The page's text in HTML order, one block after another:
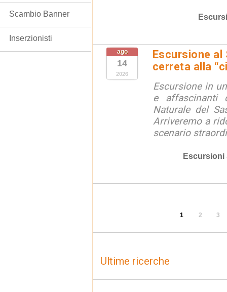
ago
14
2026
Escursione al
cerreta alla
Escursione in
e affascinanti
Naturale del
Arriveremo a
scenario
Escursioni
1 2 3
Ultime ricerche
Scambio Banner
Inserzionisti